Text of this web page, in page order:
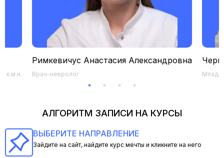
к.м.н.
Римкевичус Анастасия Александровна
Врач-невролог
АЛГОРИТМ ЗАПИСИ НА КУРСЫ
ВЫБЕРИТЕ НАПРАВЛЕНИЕ
Зайдите на сайт, найдите курс мечты и кликните на него